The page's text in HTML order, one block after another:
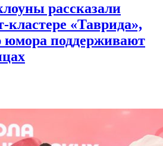
рассказали
«Таврида»,
юмора поддерживают